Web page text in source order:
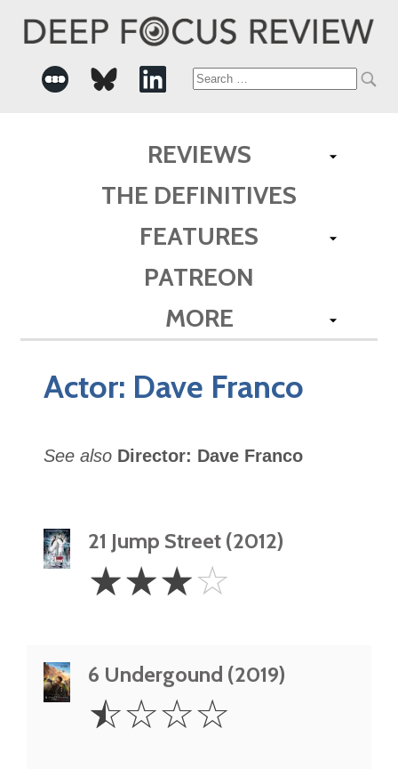
Search
REVIEWS
THE DEFINITIVES
FEATURES
PATREON
MORE
Actor: Dave Franco
See also Director: Dave Franco
21 Jump Street (2012)
Stars
☆☆☆☆
6 Undergound (2019)
0.5
Star
☆☆☆☆